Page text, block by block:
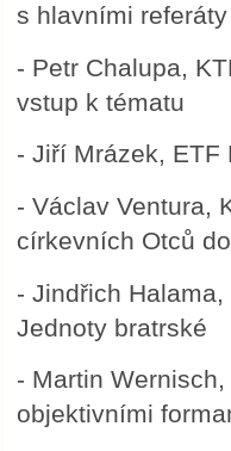
s hlavními
- Petr Chalupa,
vstup k tématu
- Jiří Mrázek, ETF
- Václav Ventura,
církevních Otců
- Jindřich
Jednoty bratrské
- Martin
objektivními